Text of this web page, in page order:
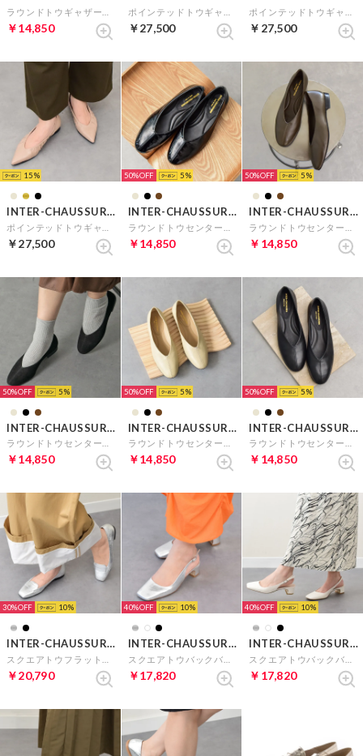
￥14,850 ￥27,500 ￥27,500
15
INTER-CHAUSSURES
￥27,500
50% 5
INTER-CHAUSSURES
￥14,850
50% 5
INTER-CHAUSSURES
￥14,850
50% 5
INTER-CHAUSSURES
￥14,850
50% 5
INTER-CHAUSSURES
￥14,850
50% 5
INTER-CHAUSSURES
￥14,850
30% 10
INTER-CHAUSSURES
￥20,790
40% 10
INTER-CHAUSSURES
￥17,820
40% 10
INTER-CHAUSSURES
￥17,820